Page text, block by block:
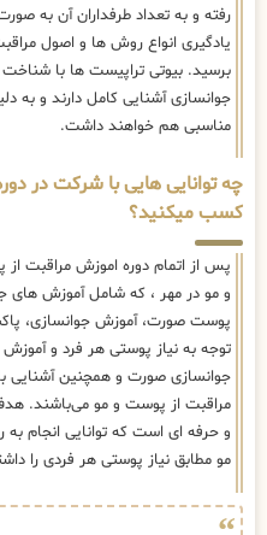
رفته و به تعداد طرفداران آن به
یادگیری انواع روش ها و اصول
برسید. بیوتی تراپیست ها با
جوانسازی آشنایی کامل دارند و به
مناسبی هم خواهند داشت.
چه توانایی هایی با شرکت در
کسب میکنید؟
پس از اتمام دوره اموزش مراقبت
و مو در مهر ، که شامل آموزش های
پوست صورت، آموزش جوانسازی،
توجه به نیاز پوستی هر فرد و
جوانسازی صورت و همچنین آشنایی
مراقبت از پوست و مو می‌باشند.
و حرفه ای است که توانایی انجام
مو مطابق نیاز پوستی هر فردی را